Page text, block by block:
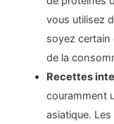
vous utilisez
soyez certain
de la
Recettes
couramment
asiatique.